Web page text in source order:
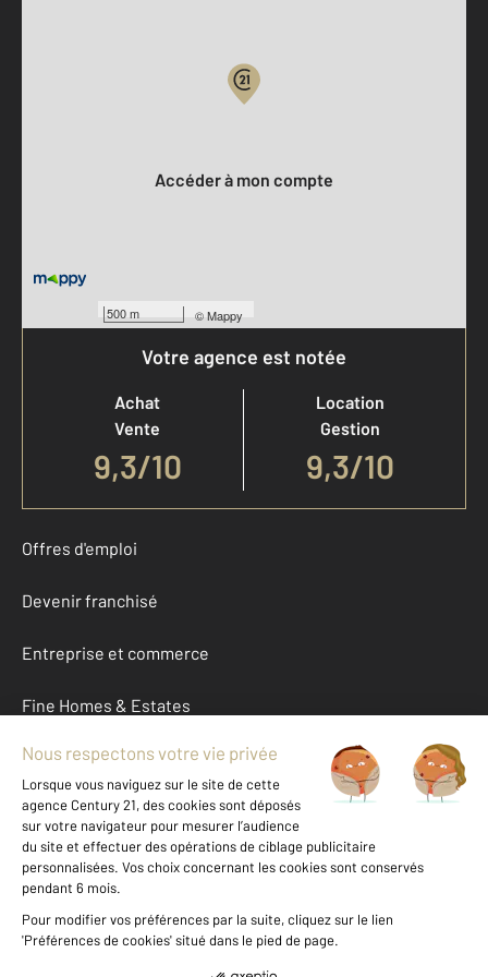
500 m ©Mappy
Accéder à mon compte
Votre agence est notée
Achat
Vente
9,3/10
Location
Gestion
9,3/10
Offres d'emploi
Devenir franchisé
Entreprise et commerce
Fine Homes & Estates
À propos
International
Nous contacter